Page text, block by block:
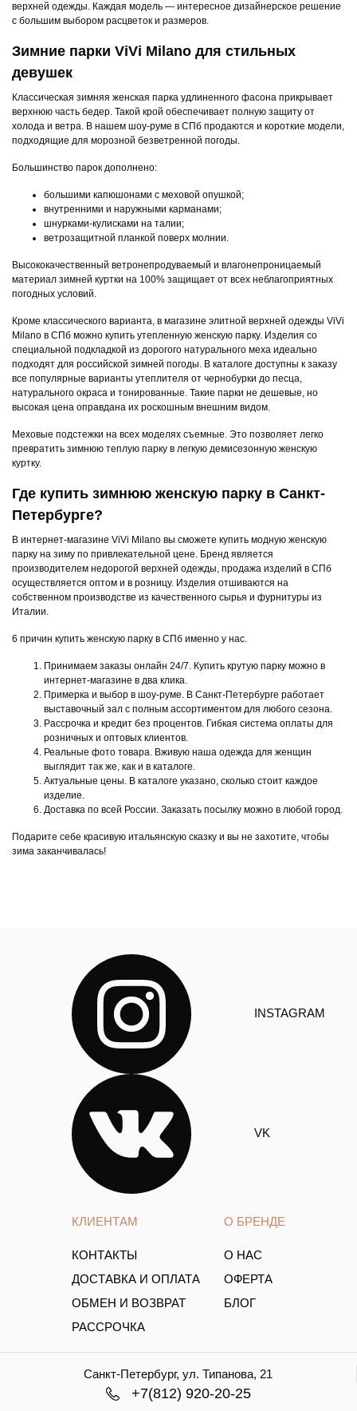
верхней одежды. Каждая модель — интересное дизайнерское решение
с большим выбором расцветок и размеров.
Зимние парки ViVi Milano для стильных
девушек
Классическая зимняя женская парка удлиненного фасона прикрывает
верхнюю часть бедер. Такой крой обеспечивает полную защиту от
холода и ветра. В нашем шоу-руме в СПб продаются и короткие модели,
подходящие для морозной безветренной погоды.
Большинство парок дополнено:
большими капюшонами с меховой опушкой;
внутренними и наружными карманами;
шнурками-кулисками на талии;
ветрозащитной планкой поверх молнии.
Высококачественный ветронепродуваемый и влагонепроницаемый
материал зимней куртки на 100% защищает от всех неблагоприятных
погодных условий.
Кроме классического варианта, в магазине элитной верхней одежды ViVi
Milano в СПб можно купить утепленную женскую парку. Изделия со
специальной подкладкой из дорогого натурального меха идеально
подходят для российской зимней погоды. В каталоге доступны к заказу
все популярные варианты утеплителя от чернобурки до песца,
натурального окраса и тонированные. Такие парки не дешевые, но
высокая цена оправдана их роскошным внешним видом.
Меховые подстежки на всех моделях съемные. Это позволяет легко
превратить зимнюю теплую парку в легкую демисезонную женскую
куртку.
Где купить зимнюю женскую парку в Санкт-
Петербурге?
В интернет-магазине ViVi Milano вы сможете купить модную женскую
парку на зиму по привлекательной цене. Бренд является
производителем недорогой верхней одежды, продажа изделий в СПб
осуществляется оптом и в розницу. Изделия отшиваются на
собственном производстве из качественного сырья и фурнитуры из
Италии.
6 причин купить женскую парку в СПб именно у нас.
Принимаем заказы онлайн 24/7. Купить крутую парку можно в
интернет-магазине в два клика.
Примерка и выбор в шоу-руме. В Санкт-Петербурге работает
выставочный зал с полным ассортиментом для любого сезона.
Рассрочка и кредит без процентов. Гибкая система оплаты для
розничных и оптовых клиентов.
Реальные фото товара. Вживую наша одежда для женщин
выглядит так же, как и в каталоге.
Актуальные цены. В каталоге указано, сколько стоит каждое
изделие.
Доставка по всей России. Заказать посылку можно в любой город.
Подарите себе красивую итальянскую сказку и вы не захотите, чтобы
зима заканчивалась!
КЛИЕНТАМ
КОНТАКТЫ
ДОСТАВКА И ОПЛАТА
ОБМЕН И ВОЗВРАТ
РАССРОЧКА
О БРЕНДЕ
О НАС
ОФЕРТА
БЛОГ
INSTAGRAM
VK
Санкт-Петербург, ул. Типанова, 21
+7(812) 920-20-25